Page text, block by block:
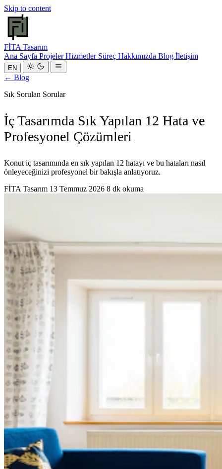
Skip to content
FİTA Tasarım
Ana Sayfa ProjelerHizmetler Süreç Hakkımızda Blog İletişim
EN
← Blog
Sık Sorulan Sorular
İç Tasarımda Sık Yapılan 12 Hata ve
Profesyonel Çözümleri
Konut iç tasarımında en sık yapılan 12 hatayı ve bu hataları nasıl
önleyeceğinizi profesyonel bir bakışla anlatıyoruz.
FİTA Tasarım 13 Temmuz 2026 8 dk okuma